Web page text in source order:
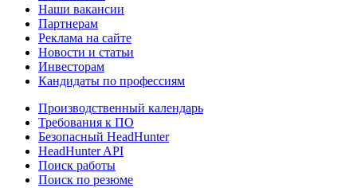
Наши вакансии
Партнерам
Реклама на сайте
Новости и статьи
Инвесторам
Кандидаты по профессиям
Производственный календарь
Требования к ПО
Безопасный HeadHunter
HeadHunter API
Поиск работы
Поиск по резюме